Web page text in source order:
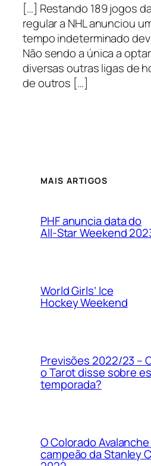
[…] Restando 189 jogos
regular a NHL anunciou
tempo indeterminado
Não sendo a única a
diversas outras ligas de
de outros […]
MAIS ARTIGOS
PHF anuncia data do
All-Star Weekend
World Girls’ Ice
Hockey Weekend
Previsões 2022/23 –
o Tarot disse sobre
temporada?
O Colorado
campeão da Stanley